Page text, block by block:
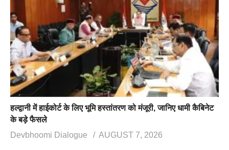
हल्द्वानी में हाईकोर्ट के लिए भूमि हस्तांतरण को मंजूरी, जानिए धामी कैबिनेट
के बड़े फैसले
Devbhoomi Dialogue
AUGUST 7, 2026